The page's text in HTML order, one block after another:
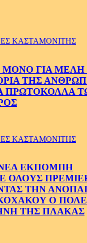
ΚΑΣΤΑΜΟΝΙΤΗΣ
ΓΙΑ ΜΕΛΗ
ΤΗΣ
ΠΡΩΤΟΚΟΛΛΑ
ΚΑΣΤΑΜΟΝΙΤΗΣ
ΕΚΠΟΜΠΗ
ΟΛΟΥΣ
ΤΗΝ
ΚΟΧΑΚΟΥ Ο
ΤΗΣ ΠΛΑΚΑΣ